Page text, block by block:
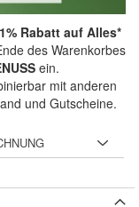
Rabatt auf Alles*
des Warenkorbes
ein.
mit anderen
und Gutscheine.